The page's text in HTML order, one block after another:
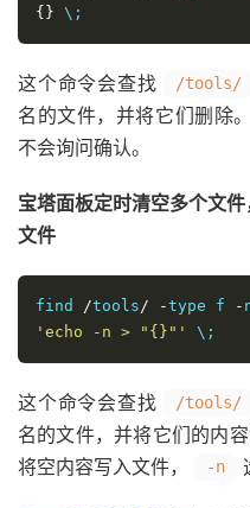
{} \;
这个命令会查找 /tools/
名的文件，并将它们删除。
不会询问确认。
宝塔面板定时清空多个文
文件
find /tools/ -type f -
'echo -n > "{}"'
\;
这个命令会查找 /tools/
名的文件，并将它们的内容
将空内容写入文件，
-n